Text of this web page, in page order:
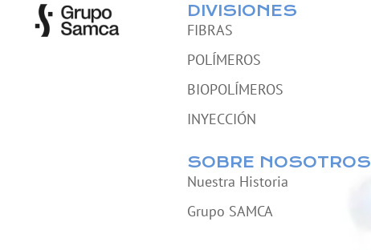
DIVISIONES
FIBRAS
POLÍMEROS
BIOPOLÍMEROS
INYECCIÓN
SOBRE NOSOTROS
Nuestra Historia
Grupo SAMCA